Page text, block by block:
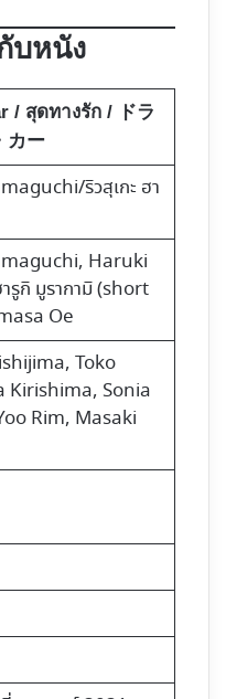
บหนัง
/ สุดทางรัก / ドラ
カー
ริวสุเกะ ฮา
Haruki
กิ มูรากามิ (short
Oe
Toko
Kirishima, Sonia
Rim, Masaki